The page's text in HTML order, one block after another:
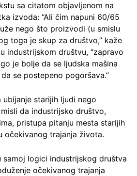
sa citatom objavljenom na
izvoda: “Ali čim napuni 60/65
nego što proizvodi (u smislu
toga je skup za društvo,” kaže
industrijskom društvu, “zapravo
je bolje da se ljudska mašina
se postepeno pogoršava.”
ubijanje starijih ljudi nego
da industrijsko društvo,
pristupa pitanju mesta starijih
očekivanog trajanja života.
samoj logici industrijskog društva
očekivanog trajanja